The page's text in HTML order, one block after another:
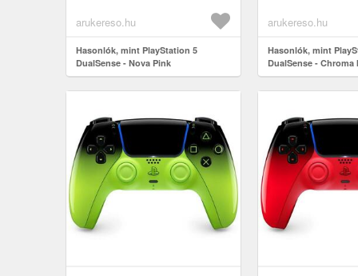
arukereso.hu
Hasonlók, mint PlayStation 5
DualSense - Nova Pink
elképesztő, ér...
arukereso.hu
Hasonlók, mint
DualSense - Chroma